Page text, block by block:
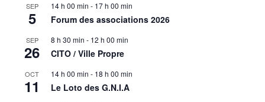
SEP
5
14 h 00 min - 17 h 00 min
Forum des associations 2026
SEP
26
8 h 30 min - 12 h 00 min
CITO / Ville Propre
OCT
11
14 h 00 min - 18 h 00 min
Le Loto des G.N.I.A